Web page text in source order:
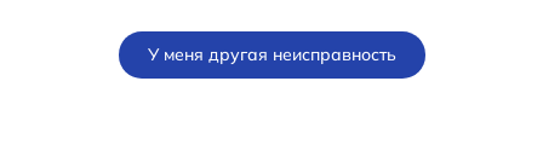
У меня другая неисправность